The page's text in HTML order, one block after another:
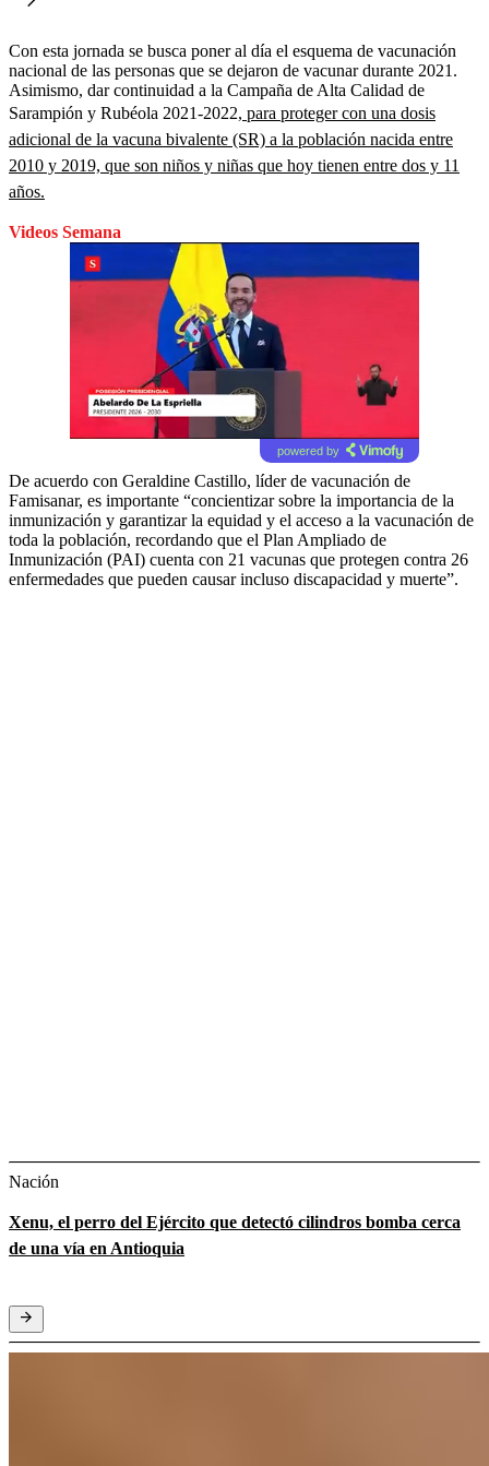
Con esta jornada se busca poner al día el esquema de vacunación
nacional de las personas que se dejaron de vacunar durante 2021.
Asimismo, dar continuidad a la Campaña de Alta Calidad de
Sarampión y Rubéola 2021-2022, para proteger con una dosis
adicional de la vacuna bivalente (SR) a la población nacida entre
2010 y 2019, que son niños y niñas que hoy tienen entre dos y 11
años.
Videos Semana
powered by
De acuerdo con Geraldine Castillo, líder de vacunación de
Famisanar, es importante “concientizar sobre la importancia de la
inmunización y garantizar la equidad y el acceso a la vacunación de
toda la población, recordando que el Plan Ampliado de
Inmunización (PAI) cuenta con 21 vacunas que protegen contra 26
enfermedades que pueden causar incluso discapacidad y muerte”.
Nación
Xenu, el perro del Ejército que detectó cilindros bomba cerca
de una vía en Antioquia